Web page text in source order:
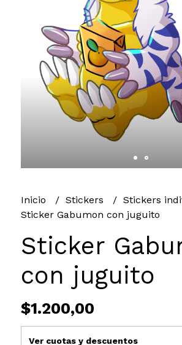
Inicio Stickers
Stickers
Sticker Gabumon con juguito
Sticker
con juguito
$1.200,00
Ver cuotas y descuentos